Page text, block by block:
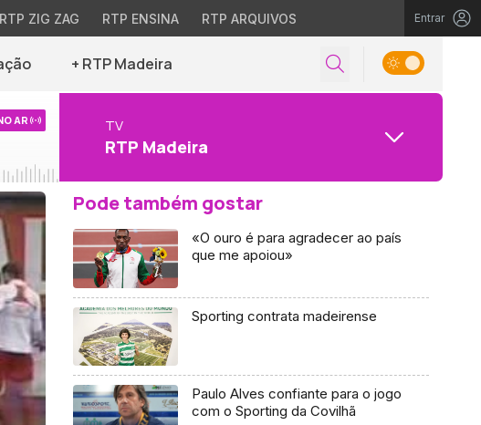
RTP ZIG ZAG RTP ENSINA RTP ARQUIVOS Entrar
+ RTP Madeira
AR TV
RTP Madeira
Pode também gostar
«O ouro é para agradecer ao país
que me apoiou»
Sporting contrata madeirense
Paulo Alves confiante para o jogo
com o Sporting da Covilhã